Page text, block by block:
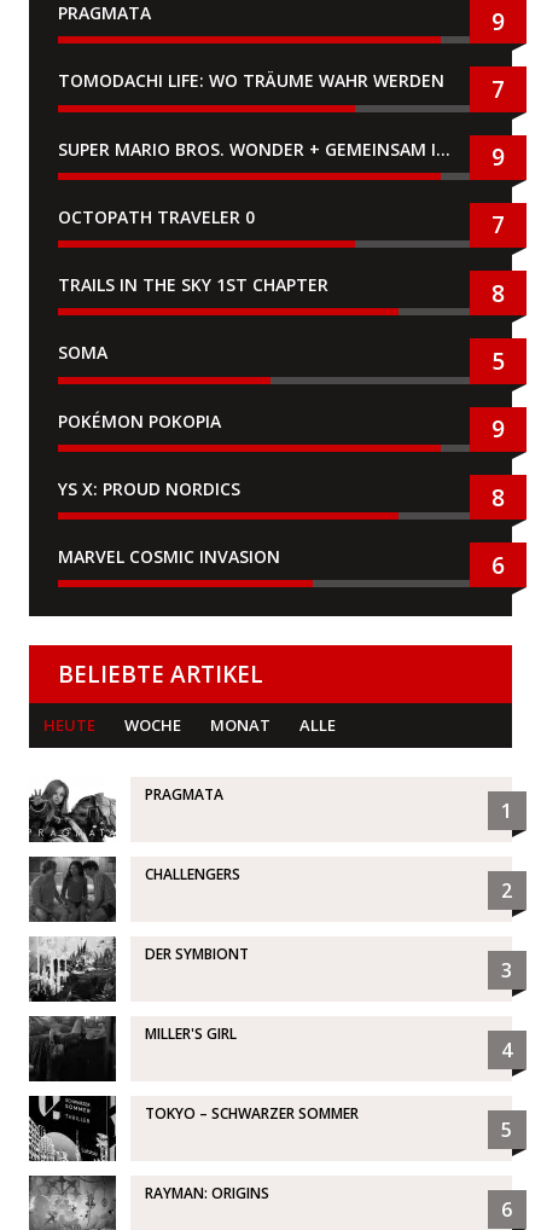
PRAGMATA 9
TOMODACHI LIFE: WO TRÄUME WAHR WERDEN 7
SUPER MARIO BROS. WONDER + GEMEINSAM IM BELLABEL-PARK 9
OCTOPATH TRAVELER 0 7
TRAILS IN THE SKY 1ST CHAPTER 8
SOMA 5
POKÉMON POKOPIA 9
YS X: PROUD NORDICS 8
MARVEL COSMIC INVASION 6
BELIEBTE ARTIKEL
HEUTE WOCHE MONAT ALLE
PRAGMATA
1
CHALLENGERS
2
DER SYMBIONT
3
MILLER'S GIRL
4
TOKYO – SCHWARZER SOMMER
5
RAYMAN: ORIGINS
6